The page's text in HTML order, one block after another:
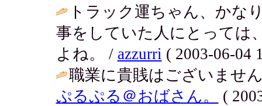
トラック運ちゃん、かな
事をしていた人にとっては
よね。 / azzurri ( 2003-06-04
職業に貴賎はございませ
ぷるぷる＠おばさん。
(